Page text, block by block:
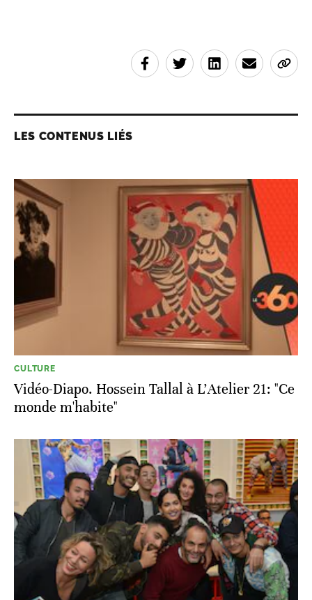
LES CONTENUS LIÉS
CULTURE
Vidéo-Diapo. Hossein Tallal à L'Atelier 21: "Ce
monde m'habite"